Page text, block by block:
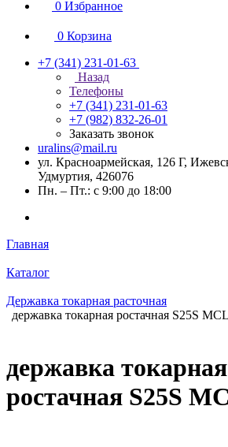
0 Избранное
0 Корзина
+7 (341) 231-01-63
Назад
Телефоны
+7 (341) 231-01-63
+7 (982) 832-26-01
Заказать звонок
uralins@mail.ru
ул. Красноармейская, 126 Г,
Удмуртия, 426076
Пн. – Пт.: с 9:00 до 18:00
Главная
Каталог
Державка токарная расточная
державка токарная ростачная S25S
державка токарная
ростачная S25S